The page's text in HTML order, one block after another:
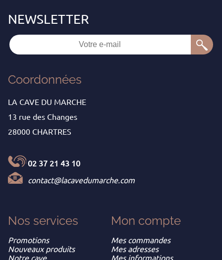
Coordonnées
LA CAVE DU MARCHE
13 rue des Changes
28000 CHARTRES
02 37 21 43 10
contact@lacavedumarche.com
Nos services
Promotions
Nouveaux produits
Notre cave
Mon compte
Mes commandes
Mes adresses
Mes informations